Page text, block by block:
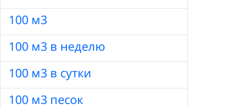
100 м3
100 м3 в неделю
100 м3 в сутки
100 м3 песок